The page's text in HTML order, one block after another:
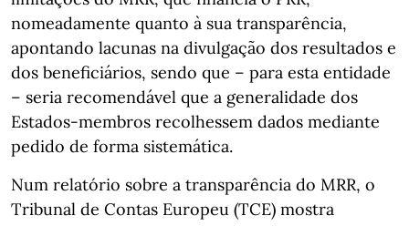
nomeadamente quanto à sua transparência,
apontando lacunas na divulgação dos resultados e
dos beneficiários, sendo que – para esta entidade
– seria recomendável que a generalidade dos
Estados-membros recolhessem dados mediante
pedido de forma sistemática.
Num relatório sobre a transparência do MRR, o
Tribunal de Contas Europeu (TCE) mostra